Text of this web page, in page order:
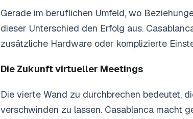
Gerade im beruflichen Umfeld, wo
dieser Unterschied den Erfolg aus.
zusätzliche Hardware oder komplizierte
Die Zukunft virtueller Meetings
Die vierte Wand zu durchbrechen bedeutet,
verschwinden zu lassen. Casablanca macht